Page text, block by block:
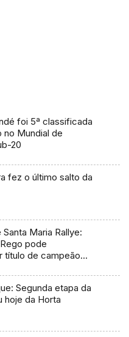
foi 5ª classificada
no Mundial de
20
fez o último salto da
Maria Rallye:
pode
título de campeão
Segunda etapa da
hoje da Horta